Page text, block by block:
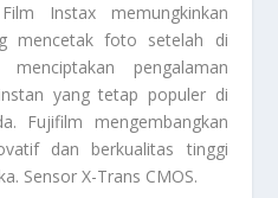
Instax memungkinkan
mencetak foto setelah di
pengalaman
yang tetap populer di
Fujifilm mengembangkan
dan berkualitas tinggi
Sensor X-Trans CMOS.